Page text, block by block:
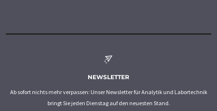
NEWSLETTER
Ab sofort nichts mehr verpassen: Unser Newsletter für Analytik und Labortechnik
bringt Sie jeden Dienstag auf den neuesten Stand.